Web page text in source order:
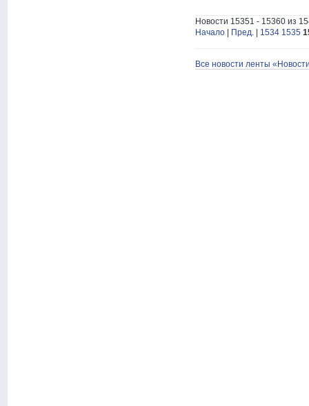
Новости 15351 - 15360 из
Начало
Пред. 1534 1535
Все новости ленты